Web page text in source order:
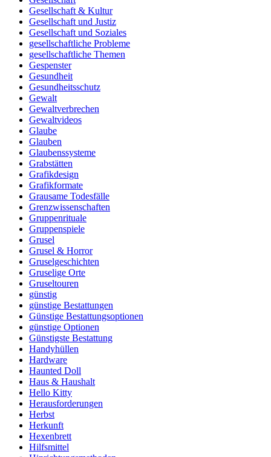
Gesellschaft & Kultur
Gesellschaft und Justiz
Gesellschaft und Soziales
gesellschaftliche Probleme
gesellschaftliche Themen
Gespenster
Gesundheit
Gesundheitsschutz
Gewalt
Gewaltverbrechen
Gewaltvideos
Glaube
Glauben
Glaubenssysteme
Grabstätten
Grafikdesign
Grafikformate
Grausame Todesfälle
Grenzwissenschaften
Gruppenrituale
Gruppenspiele
Grusel
Grusel & Horror
Gruselgeschichten
Gruselige Orte
Gruseltouren
günstig
günstige Bestattungen
Günstige Bestattungsoptionen
günstige Optionen
Günstigste Bestattung
Handyhüllen
Hardware
Haunted Doll
Haus & Haushalt
Hello Kitty
Herausforderungen
Herbst
Herkunft
Hexenbrett
Hilfsmittel